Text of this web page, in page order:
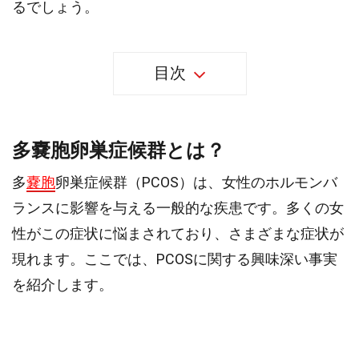
るでしょう。
目次
多嚢胞卵巣症候群とは？
多嚢胞卵巣症候群（PCOS）は、女性のホルモンバ
ランスに影響を与える一般的な疾患です。多くの女
性がこの症状に悩まされており、さまざまな症状が
現れます。ここでは、PCOSに関する興味深い事実
を紹介します。